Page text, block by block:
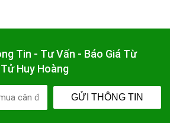
Tin - Tư Vấn - Báo Giá Từ
Huy Hoàng
GỬI THÔNG TIN